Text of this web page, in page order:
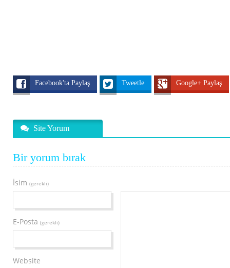
Facebook'ta Paylaş Tweetle Google+ Paylaş
Site Yorum
Bir yorum bırak
İsim (gerekli)
E-Posta (gerekli)
Website